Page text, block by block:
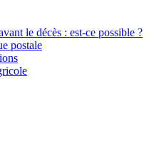
le décès : est-ce possible ?
postale